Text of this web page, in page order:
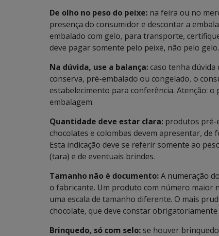
De olho no peso do peixe: na feira ou no
presença do consumidor e descontar a
embalado com gelo, para transporte,
deve pagar somente pelo peixe, não pelo gelo.
Na dúvida, use a balança:caso tenha
conserva, pré-embalado ou congelado, o
estabelecimento para conferência. Atenção:
embalagem.
Quantidade deve estar clara: produtos pré-
chocolates e colombas devem apresentar, de
Esta indicação deve se referir somente ao
(tara) e de eventuais brindes.
Tamanho não é documento:A numeração
o fabricante. Um produto com número maior
uma escala de tamanho diferente. O mais
chocolate, que deve constar obrigatoriamente
Brinquedo, só com selo:se houver